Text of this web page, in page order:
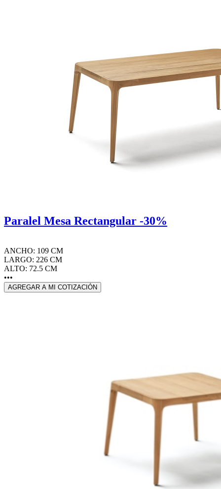
Paralel Mesa Rectangular -30%
ANCHO: 109 CM
LARGO: 226 CM
ALTO: 72.5 CM
•••
AGREGAR A MI COTIZACIÓN